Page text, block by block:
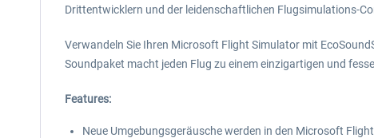
Drittentwicklern und der leidenschaftlichen Flugsimulations-
Verwandeln Sie Ihren Microsoft Flight Simulator mit
Soundpaket macht jeden Flug zu einem einzigartigen und
Features:
Neue Umgebungsgeräusche werden in den Microsoft